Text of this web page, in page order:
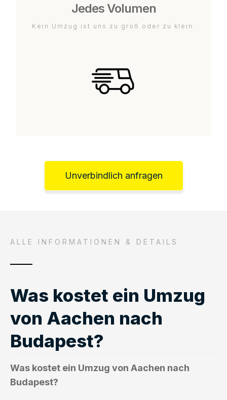
Jedes Volumen
Kein Umzug ist uns zu groß oder zu klein.
Unverbindlich anfragen
ALLE INFORMATIONEN & DETAILS
Was kostet ein Umzug
von Aachen nach
Budapest?
Was kostet ein Umzug von Aachen nach
Budapest?